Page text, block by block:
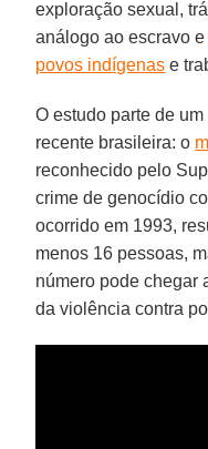
exploração sexual,
análogo ao escravo
povos indígenas e
O estudo parte de
recente brasileira: o
reconhecido pelo
crime de genocídio
ocorrido em 1993,
menos 16 pessoas,
número pode chegar
da violência contra